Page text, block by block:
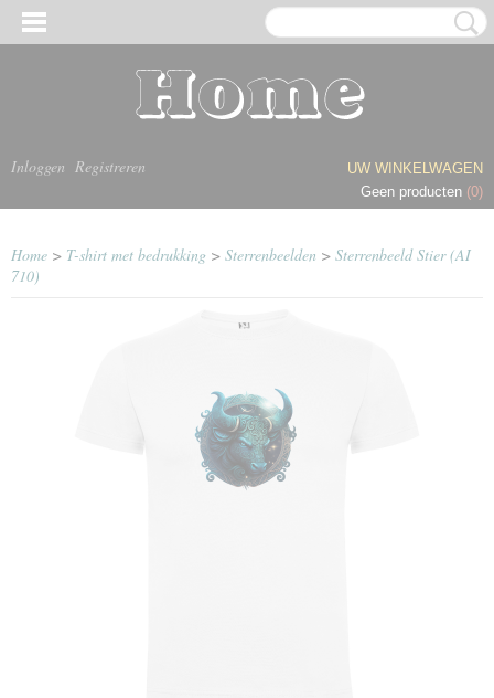
Inloggen Registreren
UW WINKELWAGEN
Geen producten (0)
Home > T-shirt met bedrukking > Sterrenbeelden > Sterrenbeeld Stier (AI
710)